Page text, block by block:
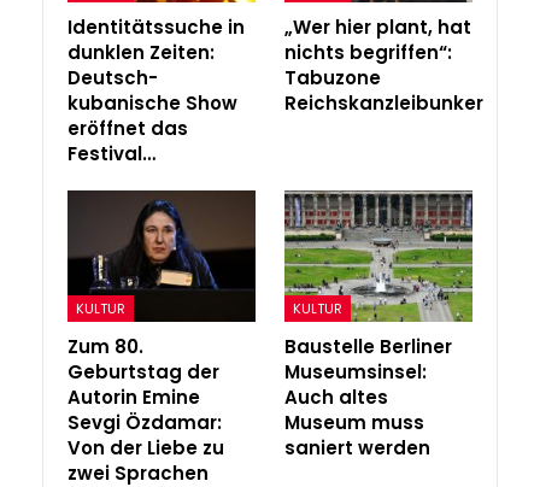
Identitätssuche in
dunklen Zeiten:
Deutsch-
kubanische Show
eröffnet das
Festival…
„Wer hier plant, hat
nichts begriffen“:
Tabuzone
Reichskanzleibunker
KULTUR
Zum 80.
Geburtstag der
Autorin Emine
Sevgi Özdamar:
Von der Liebe zu
zwei Sprachen
KULTUR
Baustelle Berliner
Museumsinsel:
Auch altes
Museum muss
saniert werden